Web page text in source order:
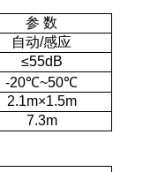
参 数
自动/感应
≤55dB
-20℃~50℃
2.1m×1.5m
7.3m